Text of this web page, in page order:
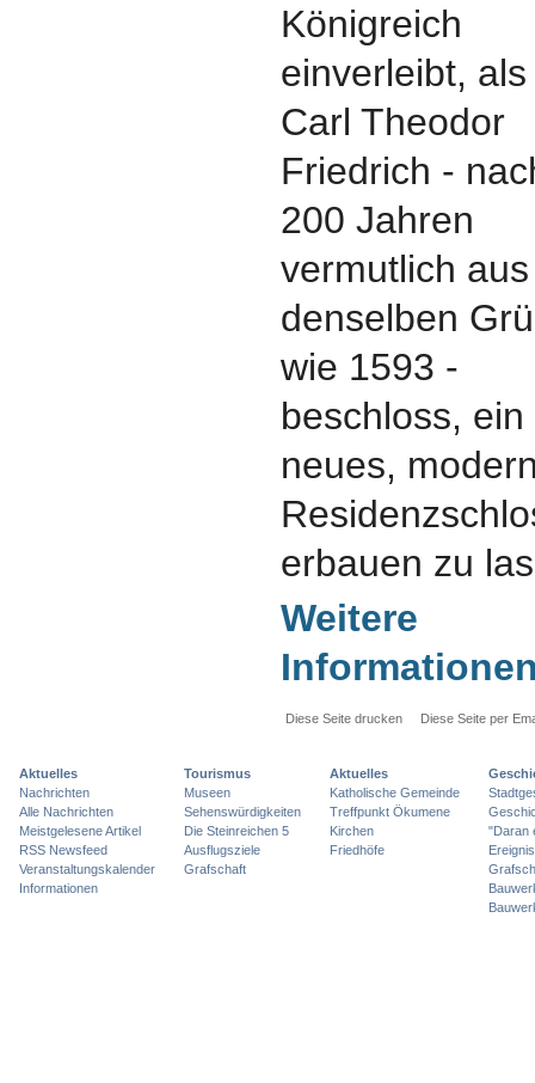
Königreich
einverleibt,
Carl Theodor
Friedrich -
200 Jahren
vermutlich aus
denselben
wie 1593 -
beschloss, ein
neues,
erbauen zu
Weitere
Diese Seite drucken Diese Seite per
Aktuelles
Nachrichten
Alle Nachrichten
Meistgelesene Artikel
RSS Newsfeed
Veranstaltungskalender
Informationen
Tourismus
Museen
Sehenswürdigkeiten
Die Steinreichen 5
Ausflugsziele
Grafschaft
Aktuelles
Katholische Gemeinde
Treffpunkt Ökumene
Kirchen
Friedhöfe
"Daran